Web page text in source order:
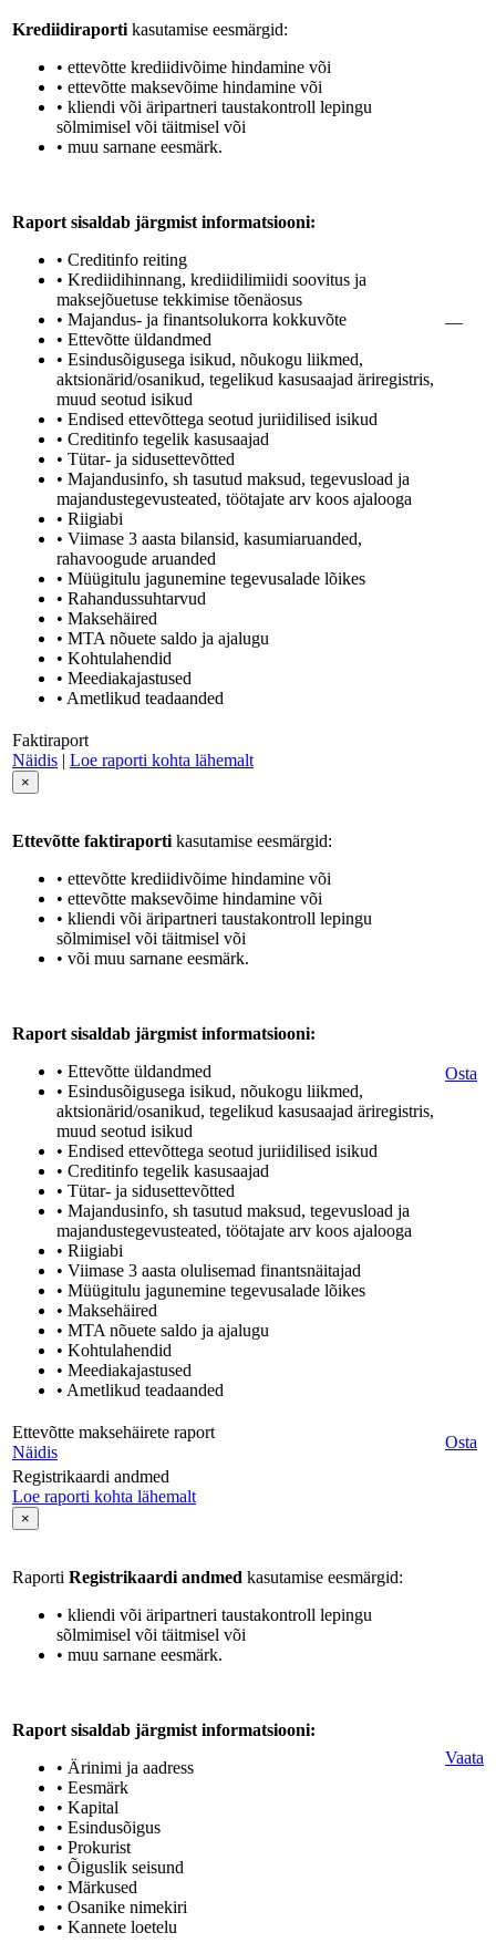
Krediidiraporti kasutamise eesmärgid:
• ettevõtte krediidivõime hindamine või
• ettevõtte maksevõime hindamine või
• kliendi või äripartneri taustakontroll lepingu
sõlmimisel või täitmisel või
• muu sarnane eesmärk.
Raport sisaldab järgmist informatsiooni:
• Creditinfo reiting
• Krediidihinnang, krediidilimiidi soovitus ja
maksejõuetuse tekkimise tõenäosus
• Majandus- ja finantsolukorra kokkuvõte
• Ettevõtte üldandmed
• Esindusõigusega isikud, nõukogu liikmed,
aktsionärid/osanikud, tegelikud kasusaajad äriregistris,
muud seotud isikud
• Endised ettevõttega seotud juriidilised isikud
• Creditinfo tegelik kasusaajad
• Tütar- ja sidusettevõtted
• Majandusinfo, sh tasutud maksud, tegevusload ja
majandustegevusteated, töötajate arv koos ajalooga
• Riigiabi
• Viimase 3 aasta bilansid, kasumiaruanded,
rahavoogude aruanded
• Müügitulu jagunemine tegevusalade lõikes
• Rahandussuhtarvud
• Maksehäired
• MTA nõuete saldo ja ajalugu
• Kohtulahendid
• Meediakajastused
• Ametlikud teadaanded
—
Faktiraport
Näidis | Loe raporti kohta lähemalt
×
Ettevõtte faktiraporti kasutamise eesmärgid:
• ettevõtte krediidivõime hindamine või
• ettevõtte maksevõime hindamine või
• kliendi või äripartneri taustakontroll lepingu
sõlmimisel või täitmisel või
• või muu sarnane eesmärk.
Raport sisaldab järgmist informatsiooni:
• Ettevõtte üldandmed
• Esindusõigusega isikud, nõukogu liikmed,
aktsionärid/osanikud, tegelikud kasusaajad äriregistris,
muud seotud isikud
• Endised ettevõttega seotud juriidilised isikud
• Creditinfo tegelik kasusaajad
• Tütar- ja sidusettevõtted
• Majandusinfo, sh tasutud maksud, tegevusload ja
majandustegevusteated, töötajate arv koos ajalooga
• Riigiabi
• Viimase 3 aasta olulisemad finantsnäitajad
• Müügitulu jagunemine tegevusalade lõikes
• Maksehäired
• MTA nõuete saldo ja ajalugu
• Kohtulahendid
• Meediakajastused
• Ametlikud teadaanded
Osta
Ettevõtte maksehäirete raport
Näidis
Osta
Registrikaardi andmed
Loe raporti kohta lähemalt
×
Raporti Registrikaardi andmed kasutamise eesmärgid:
• kliendi või äripartneri taustakontroll lepingu
sõlmimisel või täitmisel või
• muu sarnane eesmärk.
Raport sisaldab järgmist informatsiooni:
• Ärinimi ja aadress
• Eesmärk
• Kapital
• Esindusõigus
• Prokurist
• Õiguslik seisund
• Märkused
• Osanike nimekiri
• Kannete loetelu
Vaata